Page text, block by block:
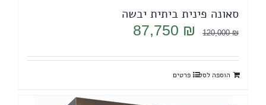
סאונה פינית ביתית יבשה
120,000₪
המחיר
היה:
120,000 ₪.
87,750 ₪
הוא:
הוספה לסל פרטים